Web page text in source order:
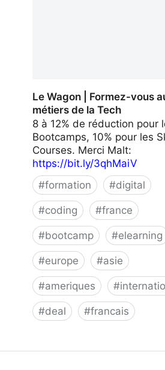
Le Wagon | Formez-vous
métiers de la Tech
8 à 12% de réduction pour
Bootcamps, 10% pour les
Courses. Merci Malt:
https://bit.ly/3qhMaiV
#formation #digital
#coding #france
#bootcamp #elearning
#europe #asie
#ameriques #
#deal #francais